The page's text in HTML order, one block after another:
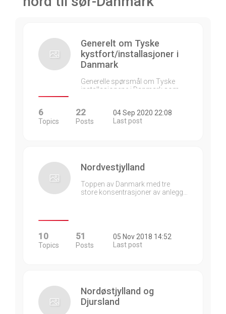
Generelt om Tyske
kystfort/installasjoner i
Danmark
Generelle spørsmål om Tyske
installasjonene i Danmark som…
6
Topics
22
Posts
04 Sep 2020 22:08
Last post
Nordvestjylland
Toppen av Danmark med tre
store konsentrasjoner av anlegg…
10
Topics
51
Posts
05 Nov 2018 14:52
Last post
Nordøstjylland og
Djursland